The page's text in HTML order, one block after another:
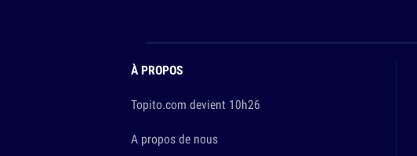
À PROPOS
Topito.com devient 10h26
A propos de nous